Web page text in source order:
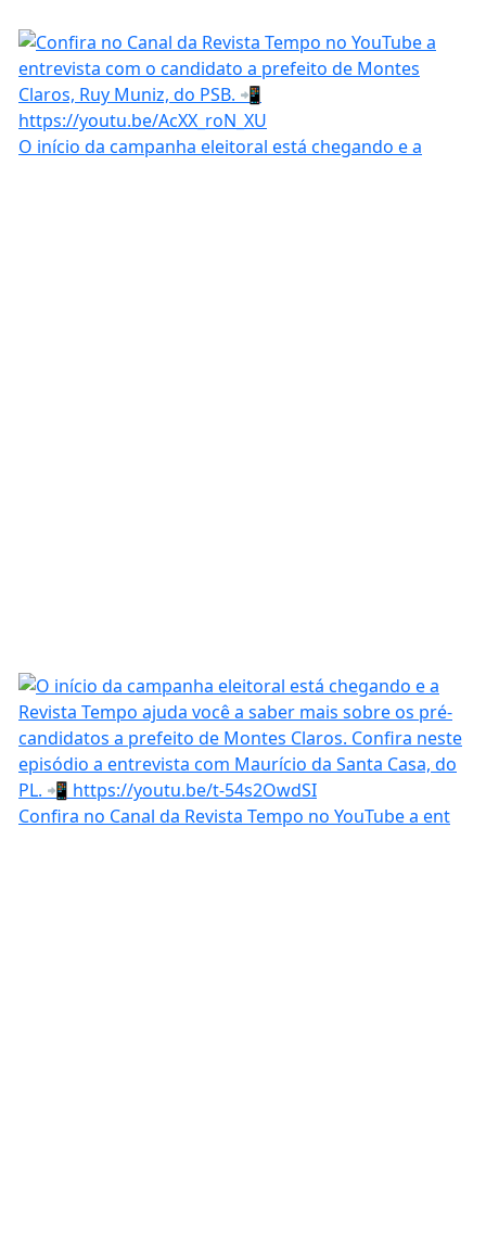
O início da campanha eleitoral está chegando e a
Confira no Canal da Revista Tempo no YouTube a ent